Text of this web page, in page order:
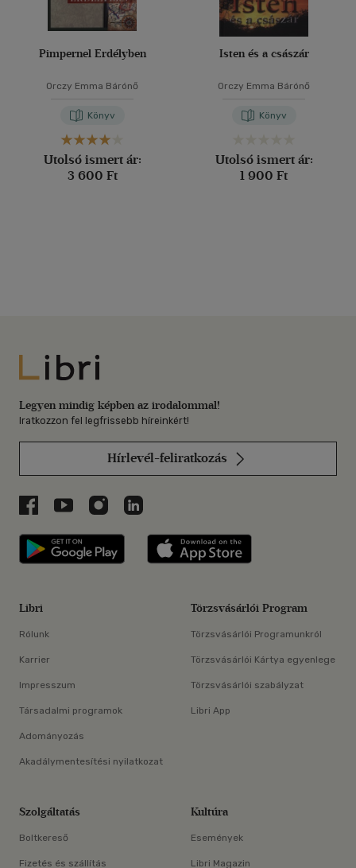
Pimpernel Erdélyben
Orczy Emma Bárónő
Könyv
Utolsó ismert ár:
3 600 Ft
Isten és a császár
Orczy Emma Bárónő
Könyv
Utolsó ismert ár:
1 900 Ft
Libri
Legyen mindig képben az irodalommal!
Iratkozzon fel legfrissebb híreinkért!
Hírlevél-feliratkozás
Libri a Facebookon
Libri a Youtube-on
Libri az Instagramon
Libri a LinkedInen
Libri applikáció Szerezd meg: Google
Libri
Rólunk
Karrier
Impresszum
Társadalmi programok
Adományozás
Akadálymentesítési nyilatkozat
Törzsvásárlói Program
Törzsvásárlói Programunkról
Törzsvásárlói Kártya egyenlege
Törzsvásárlói szabályzat
Libri App
Szolgáltatás
Boltkereső
Fizetés és szállítás
Kultúra
Események
Libri Magazin